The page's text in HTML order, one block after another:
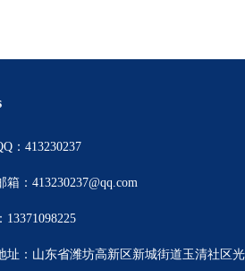
：413230237
箱：413230237@qq.com
13371098225
址：山东省潍坊高新区新城街道玉清社区